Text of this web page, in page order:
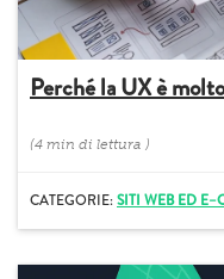
Perché la UX è
(4 min di lettura )
CATEGORIE:SITI WEB ED